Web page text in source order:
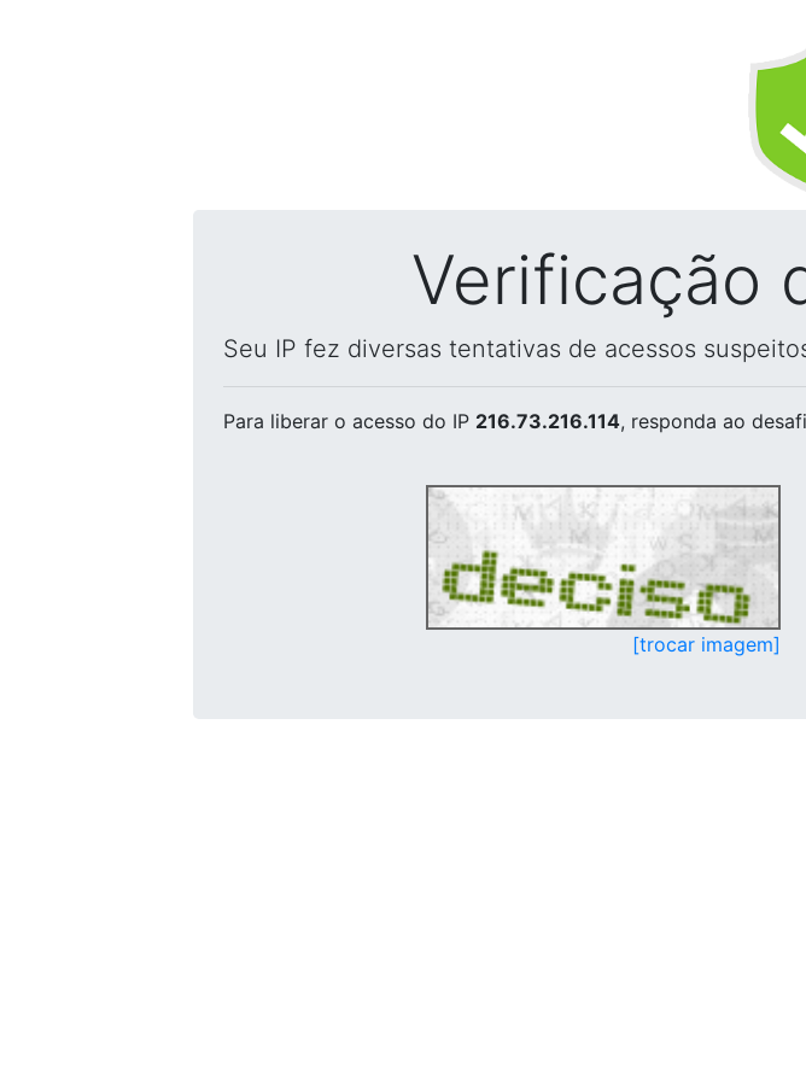
Verificação
Seu IP fez diversas tentativas de acessos
Para liberar o acesso do IP 216.73.216.114, responda ao
[trocar imagem]